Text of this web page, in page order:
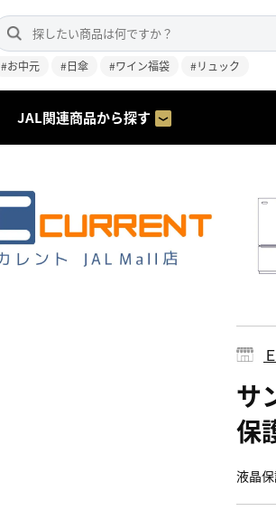
#お中元 #日傘 #ワイン福袋 #リュック
JAL関連商品から探す
サ
保
液晶